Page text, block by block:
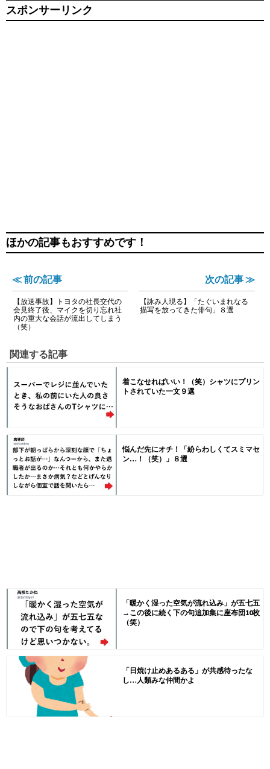
スポンサーリンク
ほかの記事もおすすめです！
≪ 前の記事
【放送事故】トヨタの社長交代の
会見終了後、マイクを切り忘れ社
内の重大な会話が流出してしまう
（笑）
次の記事 ≫
【詠み人現る】「たぐいまれなる
描写を放ってきた俳句」８選
関連する記事
着こなせればいい！（笑）シャツにプリン
トされていた一文９選
悩んだ先にオチ！「紛らわしくてスミマセ
ン…！（笑）」８選
「暖かく湿った空気が流れ込み」が五七五
→この後に続く下の句追加集に座布団10枚
（笑）
「日焼け止めあるある」が共感待ったな
し…人類みな仲間かよ